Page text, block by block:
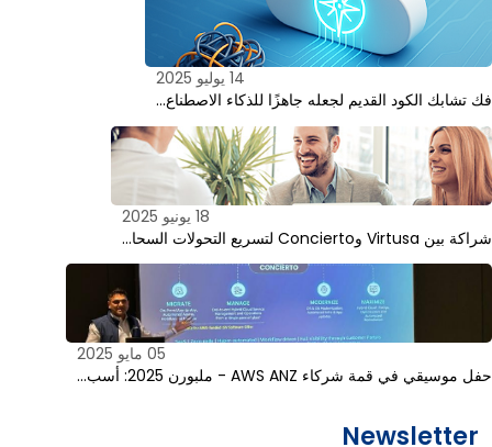
14 يوليو 2025
فك تشابك الكود القديم لجعله جاهزًا للذكاء الاصطناع…
18 يونيو 2025
شراكة بين Virtusa وConcierto لتسريع التحولات السحا…
05 مايو 2025
حفل موسيقي في قمة شركاء AWS ANZ - ملبورن 2025: أسب…
Newsletter